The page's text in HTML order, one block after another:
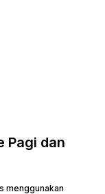
dan langkah-
hal yang
kulit tampak
Pagi dan
menggunakan